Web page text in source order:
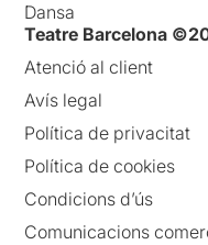
Dansa
Teatre Barcelona
Atenció al client
Avís legal
Política de privacitat
Política de cookies
Condicions d’ús
Comunicacions